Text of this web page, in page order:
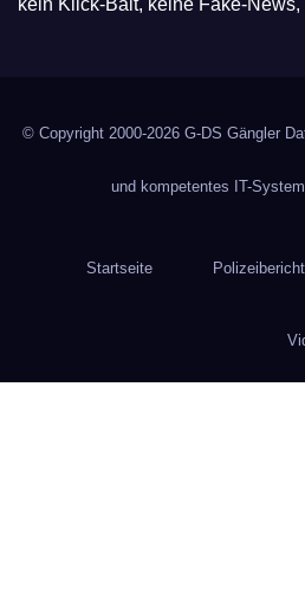
kein Klick-Bait, keine Fake-News,
© Copyright 2000-2026 G-DS Gängler
und kompetentes IT-
Startseite Polizeibericht